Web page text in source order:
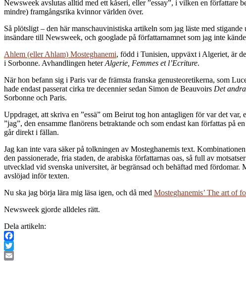
Newsweek avslutas alltid med ett kåseri, eller ”essay”, i vilken en författare
mindre) framgångsrika kvinnor världen över.
Så plötsligt – den här manschauvinistiska artikeln som jag läste med
insändare till Newsweek, och googlade på författarnamnet som jag inte
Ahlem (eller Ahlam) Mosteghanemi, född i Tunisien, uppväxt i Algeriet, är
i Sorbonne. Avhandlingen heterAlgerie, Femmes et l’Ecriture.
När hon befann sig i Paris var de främsta franska genusteoretikerna, som
hade endast passerat cirka tre decennier sedan Simon de Beauvoirs Det
Sorbonne och Paris.
Uppdraget, att skriva en ”essä” om Beirut tog hon antagligen för var det
”jag”, den ensamme flanörens betraktande och som endast kan författas på
går direkt i fällan.
Jag kan inte vara säker på tolkningen av Mosteghanemis text.
den passionerade, fria staden, de arabiska författarnas oas, så full av
utvecklad vid svenska universitet, är begränsad och behäftad med
avslöjad inför texten.
Nu ska jag börja lära mig läsa igen, och då med Mosteghanemis’ The art of
Newsweek gjorde alldeles rätt.
Dela artikeln:
Facebook
Twitter